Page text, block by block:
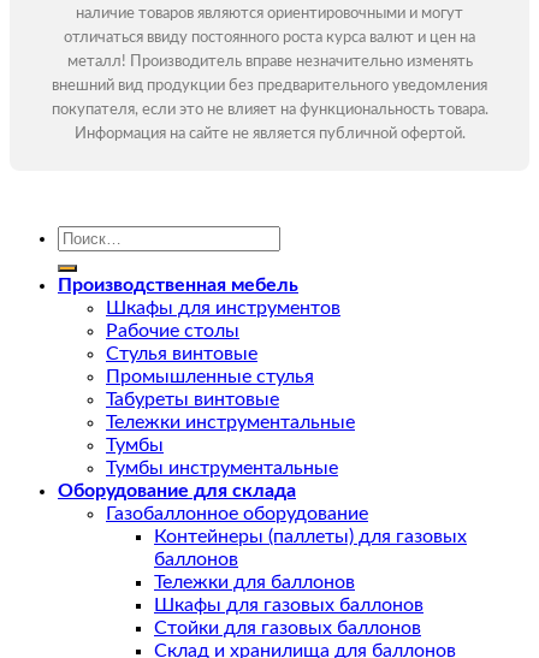
наличие товаров являются ориентировочными и могут
отличаться ввиду постоянного роста курса валют и цен на
металл! Производитель вправе незначительно изменять
внешний вид продукции без предварительного уведомления
покупателя, если это не влияет на функциональность товара.
Информация на сайте не является публичной офертой.
Искать:
Производственная мебель
Шкафы для инструментов
Рабочие столы
Стулья винтовые
Промышленные стулья
Табуреты винтовые
Тележки инструментальные
Тумбы
Тумбы инструментальные
Оборудование для склада
Газобаллонное оборудование
Контейнеры (паллеты) для газовых
баллонов
Тележки для баллонов
Шкафы для газовых баллонов
Стойки для газовых баллонов
Склад и хранилища для баллонов